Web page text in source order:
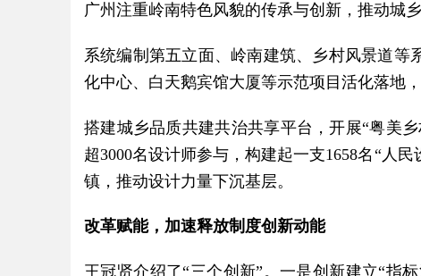
广州注重岭南特色风貌的传承与创新，推动城
系统编制第五立面、岭南建筑、乡村风景道等
化中心、白天鹅宾馆大厦等示范项目活化落地
搭建城乡品质共建共治共享平台，开展“粤美
超3000名设计师参与，构建起一支1658名“人
镇，推动设计力量下沉基层。
改革赋能，加速释放制度创新动能
王冠贤介绍了“三个创新”。一是创新建立“指